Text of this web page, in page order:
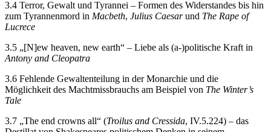
3.4 Terror, Gewalt und Tyrannei – Formen des Widerstandes bis hin
zum Tyrannenmord in Macbeth, Julius Caesarund The Rape of
Lucrece
3.5 „[N]ew heaven, new earth“ – Liebe als (a-)politische Kraft in
Antony and Cleopatra
3.6 Fehlende Gewaltenteilung in der Monarchie und die
Möglichkeit des Machtmissbrauchs am Beispiel von The Winter’s
Tale
3.7 „The end crowns all“ (Troilus and Cressida, IV.5.224) – das